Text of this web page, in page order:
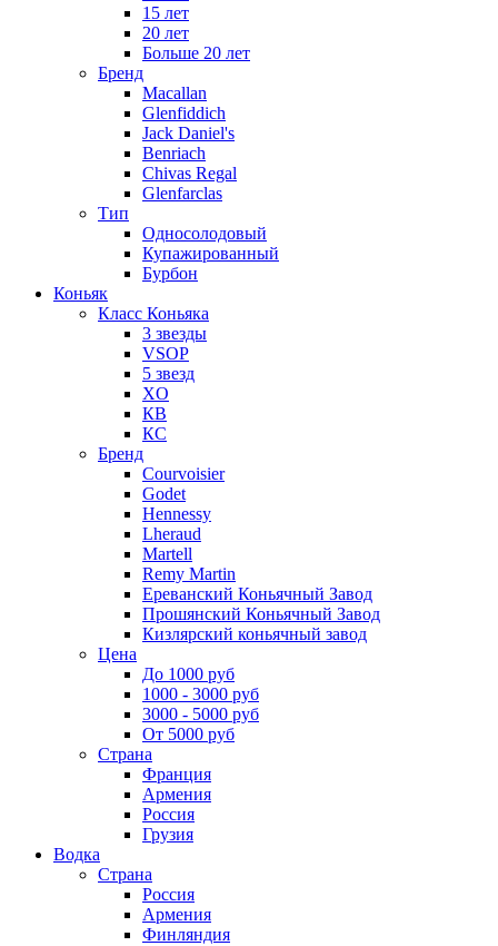
15 лет
20 лет
Больше 20 лет
Бренд
Macallan
Glenfiddich
Jack Daniel's
Benriach
Chivas Regal
Glenfarclas
Тип
Односолодовый
Купажированный
Бурбон
Коньяк
Класс Коньяка
3 звезды
VSOP
5 звезд
XO
КВ
КС
Бренд
Courvoisier
Godet
Hennessy
Lheraud
Martell
Remy Martin
Ереванский Коньячный Завод
Прошянский Коньячный Завод
Кизлярский коньячный завод
Цена
До 1000 руб
1000 - 3000 руб
3000 - 5000 руб
От 5000 руб
Страна
Франция
Армения
Россия
Грузия
Водка
Страна
Россия
Армения
Финляндия